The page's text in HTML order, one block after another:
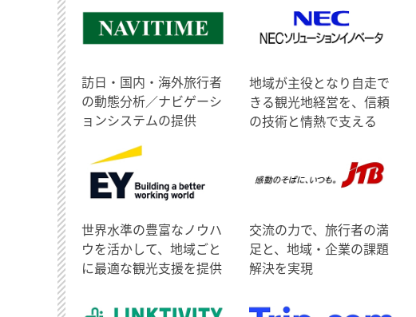
訪日・国内・海外旅行者
の動態分析／ナビゲーシ
ョンシステムの提供
地域が主役となり自走で
きる観光地経営を、信頼
の技術と情熱で支える
世界水準の豊富なノウハ
ウを活かして、地域ごと
に最適な観光支援を提供
交流の力で、旅行者の満
足と、地域・企業の課題
解決を実現